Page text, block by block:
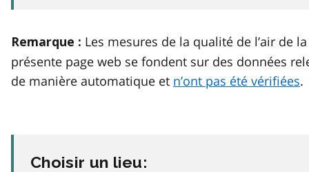
Remarque : Les mesures de la qualité de l’air de la
présente page web se fondent sur des données
de manière automatique et n’ont pas été vérifiées.
Choisir un lieu: